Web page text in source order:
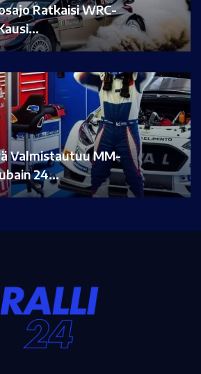
Ratkaisi WRC-
Valmistautuu MM-
24…